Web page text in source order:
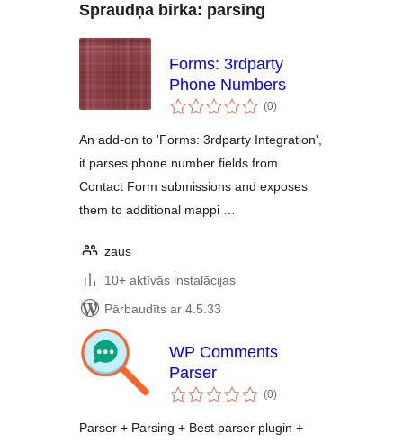
Spraudņa birka: parsing
Forms: 3rdparty
Phone Numbers
(0vērtējumu
kopsumma
)
An add-on to 'Forms: 3rdparty Integration',
it parses phone number fields from
Contact Form submissions and exposes
them to additional mappi …
zaus
10+ aktīvās instalācijas
Pārbaudīts ar 4.5.33
WP Comments
Parser
(0vērtējumu
kopsumma
)
Parser + Parsing + Best parser plugin +